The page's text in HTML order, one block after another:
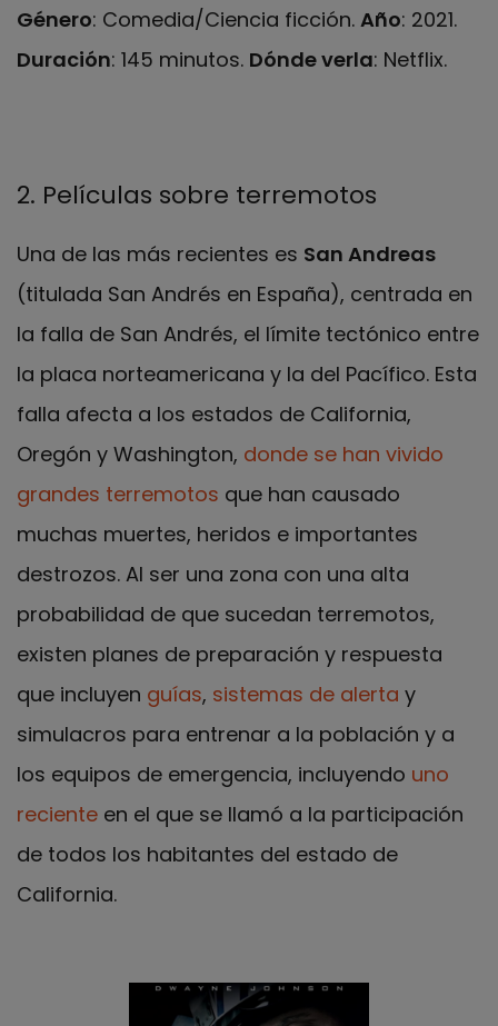
Género: Comedia/Ciencia ficción. Año: 2021.
Duración: 145 minutos. Dónde verla: Netflix.
2. Películas sobre terremotos
Una de las más recientes es San Andreas
(titulada San Andrés en España), centrada en
la falla de San Andrés, el límite tectónico entre
la placa norteamericana y la del Pacífico. Esta
falla afecta a los estados de California,
Oregón y Washington, donde se han vivido
grandes terremotos que han causado
muchas muertes, heridos e importantes
destrozos. Al ser una zona con una alta
probabilidad de que sucedan terremotos,
existen planes de preparación y respuesta
que incluyen guías, sistemas de alerta y
simulacros para entrenar a la población y a
los equipos de emergencia, incluyendo uno
reciente en el que se llamó a la participación
de todos los habitantes del estado de
California.